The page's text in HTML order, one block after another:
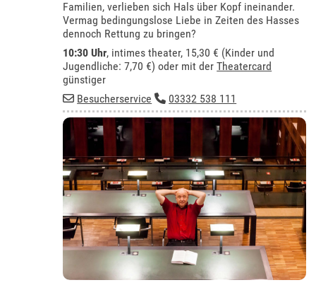
Familien, verlieben sich Hals über Kopf ineinander.
Vermag bedingungslose Liebe in Zeiten des Hasses
dennoch Rettung zu bringen?
10:30 Uhr, intimes theater, 15,30 € (Kinder und
Jugendliche: 7,70 €) oder mit derTheatercard
günstiger
Besucherservice
03332 538 111